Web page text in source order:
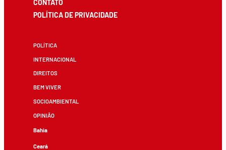
CONTATO
POLÍTICA DE PRIVACIDADE
POLÍTICA
INTERNACIONAL
DIREITOS
BEM VIVER
SOCIOAMBIENTAL
OPINIÃO
Bahia
Ceará